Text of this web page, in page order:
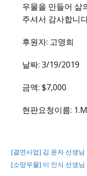
우물을 만들어 삶
주셔서 감사합니
후원자: 고명희
날짜: 3/19/2019
금액: $7,000
현판요청이름:
[결연사업] 김 윤자 선생님
[소망우물] 이 인식 선생님